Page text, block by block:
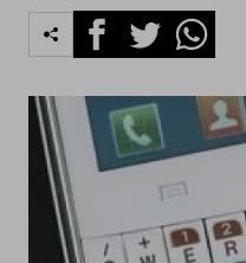
FacebookTwitterWhatsapp